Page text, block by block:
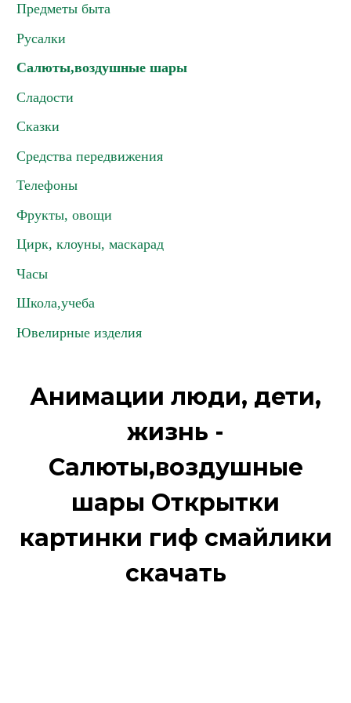
Предметы быта
Русалки
Салюты,воздушные шары
Сладости
Сказки
Средства передвижения
Телефоны
Фрукты, овощи
Цирк, клоуны, маскарад
Часы
Школа,учеба
Ювелирные изделия
Анимации люди, дети,
жизнь -
Салюты,воздушные
шары Открытки
картинки гиф смайлики
скачать